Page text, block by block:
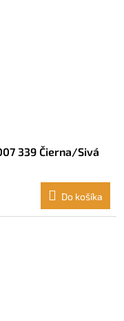
339 Čierna/Sivá
Do košíka